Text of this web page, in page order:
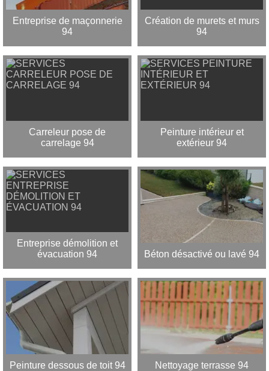
Entreprise de maçonnerie
94
Création de murets et murs
94
Carreleur pose de
carrelage 94
Peinture intérieur et
extérieur 94
Entreprise démolition et
évacuation 94
Béton désactivé ou lavé 94
Peinture dessous de toit 94 Nettoyage terrasse 94